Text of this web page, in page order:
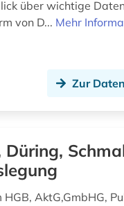
deutsche bundesbank (2)
deutschland <bundesrepublik> (1)
über wichtige
von D... Mehr
Zur
Düring,
AktG,GmbHG,